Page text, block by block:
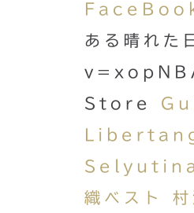
ある晴れ
Store
織ベスト 村